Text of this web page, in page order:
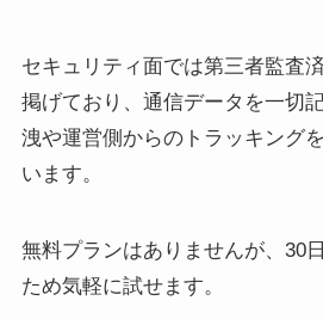
セキュリティ面では第三者監査
掲げており、通信データを一切
洩や運営側からのトラッキング
います。
無料プランはありませんが、30
ため気軽に試せます。